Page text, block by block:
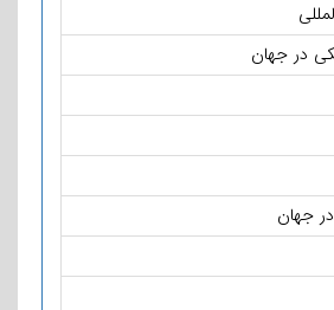
در جهان
جهان